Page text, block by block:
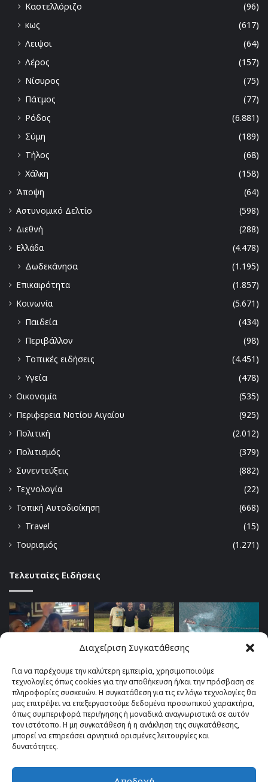
Διαχείριση Συγκατάθεσης
Για να παρέχουμε την καλύτερη εμπειρία, χρησιμοποιούμε
τεχνολογίες όπως cookies για την αποθήκευση ή/και την πρόσβαση σε
πληροφορίες συσκευών. Η συγκατάθεση για τις εν λόγω τεχνολογίες θα
μας επιτρέψει να επεξεργαστούμε δεδομένα προσωπικού χαρακτήρα,
όπως συμπεριφορά περιήγησης ή μοναδικά αναγνωριστικά σε αυτόν
τον ιστότοπο. Η μη συγκατάθεση ή η ανάκληση της συγκατάθεσης,
μπορεί να επηρεάσει αρνητικά ορισμένες λειτουργίες και
δυνατότητες.
Καστελλόριζο
(96)
κως
(617)
Λειψοι
(64)
Λέρος
(157)
Νίσυρος
(75)
Πάτμος
(77)
Ρόδος
(6.881)
Σύμη
(189)
Τήλος
(68)
Χάλκη
(158)
Άποψη
(64)
Αστυνομικό Δελτίο
(598)
Διεθνή
(288)
Ελλάδα
(4.478)
Δωδεκάνησα
(1.195)
Επικαιρότητα
(1.857)
Κοινωνία
(5.671)
Παιδεία
(434)
Περιβάλλον
(98)
Τοπικές ειδήσεις
(4.451)
Υγεία
(478)
Οικονομία
(535)
Περιφερεια Νοτίου Αιγαίου
(925)
Πολιτική
(2.012)
Πολιτισμός
(379)
Συνεντεύξεις
(882)
Τεχνολογία
(22)
Τοπική Αυτοδιοίκηση
(668)
Travel
(15)
Τουρισμός
(1.271)
Τελευταίες Ειδήσεις